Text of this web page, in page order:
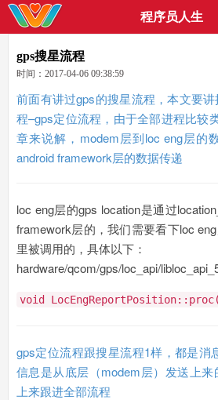
程序员人生
gps搜星流程
时间：2017-04-06 09:38:59
前面有讲过gps的搜星流程，本文要
程–gps定位流程，由于全部进程比较
章来说解，modem层到loc eng层的
android framework层的数据传递
loc eng层的gps location是通过
framework层的，我们需要看下loc
里被调用的，具体以下：
hardware/qcom/gps/loc_api/
void
gps定位流程跟搜星流程1样，都是消
信息是从底层（modem层）发送上
上来跟进全部流程